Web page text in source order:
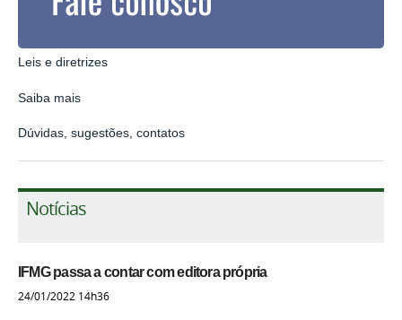
Leis e diretrizes
Saiba mais
Dúvidas, sugestões, contatos
Notícias
IFMG passa a contar com editora própria
24/01/2022 14h36